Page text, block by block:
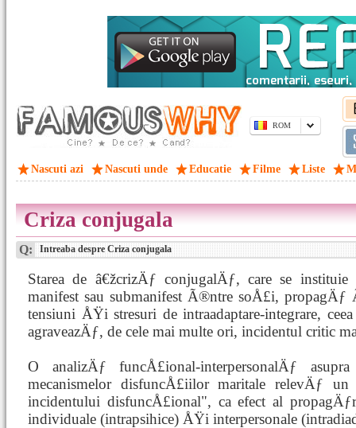
ROM
Nascuti azi Nascuti unde Educatie Filme Liste
Criza conjugala
Q: Intreaba despre Criza conjugala
Starea de â€žcrizÄƒ conjugalÄƒ, care se
manifest sau submanifest Ã®ntre soÅ£i,
tensiuni ÅŸi stresuri de intraadaptare-integrare,
agraveazÄƒ, de cele mai multe ori, incidentul critic
O analizÄƒ funcÅ£ional-interpersonalÄƒ
mecanismelor disfuncÅ£iilor maritale relevÄƒ
incidentului disfuncÅ£ional", ca efect al
individuale (intrapsihice) ÅŸi interpersonale